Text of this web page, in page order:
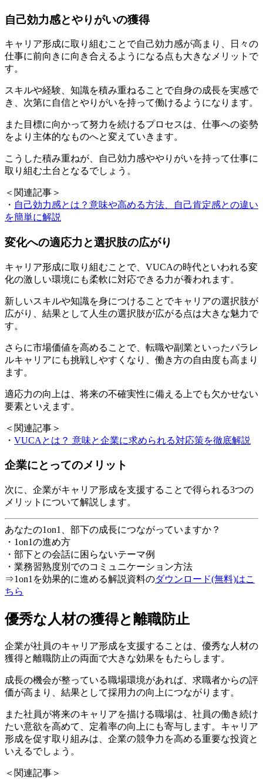
自己効力感とやりがいの獲得
キャリア形成に取り組むことで自己効力感が高まり、日々の
仕事に前向きに向き合えるようになる点も大きなメリットで
す。
スキルや経験、知識を積み重ねることで自身の成長を実感で
き、次第に自信とやりがいを持って働けるようになります。
また目標に向かって努力を続けるプロセスは、仕事への姿勢
をより主体的なものへと変えていきます。
こうした積み重ねが、自己効力感ややりがいを持って仕事に
取り組む土台となるでしょう。
＜関連記事＞
・ 自己効力感とは？意味や高める方法、自己肯定感との違い
を簡単に解説
変化への適応力と選択肢の広がり
キャリア形成に取り組むことで、VUCAの時代といわれる変
化の激しい環境にも柔軟に対応できる力が養われます。
新しいスキルや知識を身につけることでキャリアの選択肢が
広がり、結果として人生の選択肢が広がる点は大きな魅力で
す。
さらに市場価値を高めることで、転職や副業といったパラレ
ルキャリアにも挑戦しやすくなり、働き方の自由度も高まり
ます。
適応力の向上は、将来の不確実性に備える上でも欠かせない
要素といえます。
＜関連記事＞
・ VUCAとは？ 意味と企業に求められる対応策を徹底解説
企業にとってのメリット
次に、企業がキャリア形成を支援することで得られる3つの
メリットについて解説します。
あなたの1on1、部下の成長につながっていますか？
・1on1の進め方
・部下との会話に困らないテーマ例
・業務習熟度別でのコミュニケーション方法
⇒1on1を効果的に進める解説資料のダウンロード(無料)はこ
ちら
優秀な人材の獲得と離職防止
企業が社員のキャリア形成を支援することは、優秀な人材の
獲得と離職防止の両面で大きな効果をもたらします。
成長の機会が整っている職場環境があれば、求職者からの評
価が高まり、結果として採用力の向上につながります。
また社員が将来のキャリアを描ける職場は、社員の働き続け
たい意欲を高めて、定着率の向上にも寄与します。キャリア
形成を促す取り組みは、企業の競争力を高める重要な投資と
いえるでしょう。
＜関連記事＞